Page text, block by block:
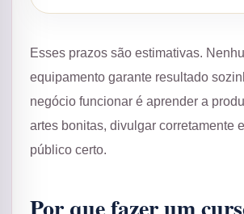
Esses prazos são estimativas.
equipamento garante resultado
negócio funcionar é aprender a
artes bonitas, divulgar corretamente
público certo.